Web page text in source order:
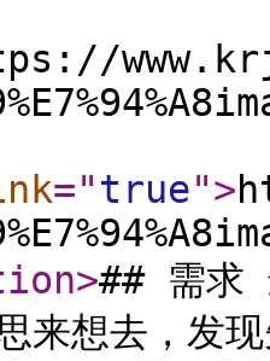
="true">
>## 需求
来想去，发